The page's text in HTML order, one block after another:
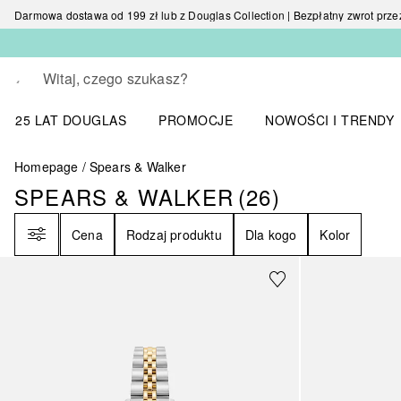
Darmowa dostawa od 199 zł lub z Douglas Collection | Bezpłatny zwrot
Wracać
Wykonaj wyszukiwanie
25 LAT DOUGLAS PROMOCJE
NOWOŚCI I TRENDY
Homepage
Spears & Walker
SPEARS & WALKER26WYNIKI
SPEARS & WALKER (26)
Cena Rodzaj produktu Dla kogo Kolor